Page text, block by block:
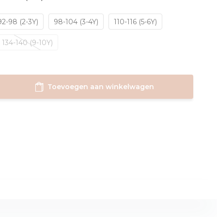
98 (2-3Y) 98-104 (3-4Y) 110-116 (5-6Y)
134-140 (9-10Y)
Toevoegen aan winkelwagen